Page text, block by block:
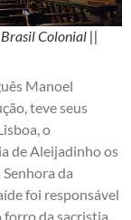
Colonial ||
Manoel
teve seus
o
de Aleijadinho os
da
foi responsável
da sacristia.